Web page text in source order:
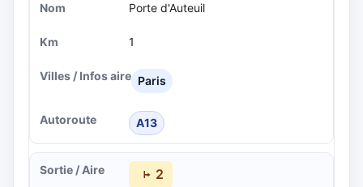
Porte d'Auteuil
1
Paris
A13
2